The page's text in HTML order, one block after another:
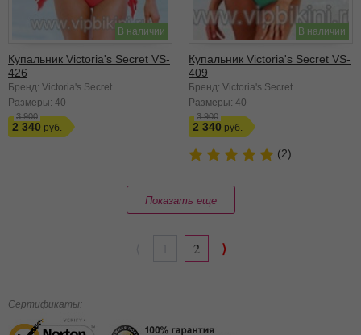
В наличии
Купальник Victoria's Secret VS-
426
Бренд: Victoria's Secret
Размеры: 40
3 900
2 340
В наличии
Купальник Victoria's Secret VS-
409
Бренд: Victoria's Secret
Размеры: 40
3 900
2 340
(2)
Показать еще
2 ⟩
Сертификаты: